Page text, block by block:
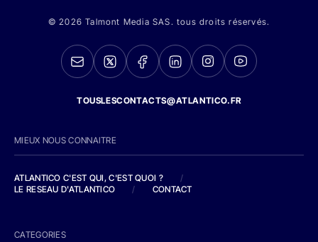
© 2026 Talmont Media SAS. tous droits réservés.
TOUSLESCONTACTS@ATLANTICO.FR
MIEUX NOUS CONNAITRE
ATLANTICO C'EST QUI, C'EST QUOI ?
/
LE RESEAU D'ATLANTICO
/ CONTACT
CATEGORIES